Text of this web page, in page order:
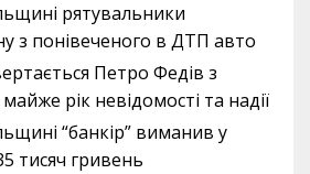
рятувальники
з понівеченого в ДТП авто
Петро Федів з
рік невідомості та надії
“банкір” виманив у
тисяч гривень